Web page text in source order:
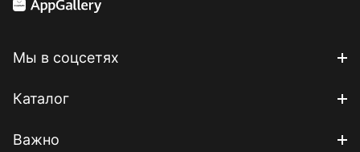
Мы в соцсетях
Каталог
Важно